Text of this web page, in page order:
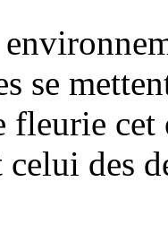
se
fleurie cet
celui des